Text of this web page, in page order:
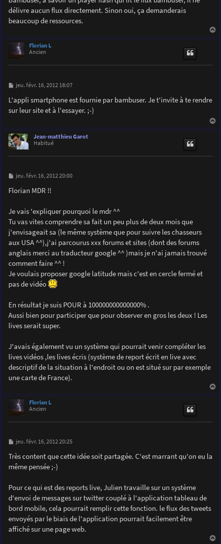
e
délivre aucun flux directement. Sinon oui, ça demanderais
beaucoup de ressources.
Florian L
Ancien
M
s
s
a
jeu. févr. 16, 2012 18:07
L'appli smartphone est fournie par bambuser. Je t'invite à te rendre
sur leur site et à l'essayer. ;-)
Jean-matthieu Garot
Habitué
M
s
s
e
jeu. févr. 16, 2012 20:00
Florian MDR !!
Je vais 'expliquer pourquoi le mdr ^^
Tu vas vites comprendre sa fait un peu plus de deux mois que
j'envisageait sa (le même système que pour suivre les chasseurs
aux USA ^^),j'ai parcourus xxx forums et sites (dont des forums
anglais merci au traducteur google ^^ )mais je n'ai jamais trouvé
comment faire ^^ !
Je voulais proposer google latitude mais c'est en cercle fermé et
pas de vidéo
En résultat je suis POUR à 100000000000000% .
Aussi bien pour participer que pour observer en gros les deux ! Les
lives serait super.
J'avais également vu un système qui pourrait venir compléter les
lives vidéos ,les lives écris (système de report écrit en live avec
descriptif de la situation à l'endroit ou on est situé sur par exemple
une carte de France).
Florian L
Ancien
M
s
s
a
jeu. févr. 16, 2012 20:25
Très content que cette idée soit partagée. C'est marrant qu'on eu la
même pensée ;-)
Pour ce qui est des reports live, Julien travaille sur un système
d'envoi de messages sur twitter couplé à l'application tableau de
bord mobile, cela pourrait remplir cette fonction. le flux des tweets
envoyés par le biais de l'application pourrait facilement être
affiché sur une page web.